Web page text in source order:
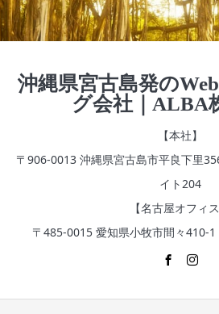
沖縄県宮古島発の
グ会社｜ALBA
【本社】
〒906-0013 沖縄県宮古島市平良下里
イト204
【名古屋オフィス
〒485-0015 愛知県小牧市間々410-